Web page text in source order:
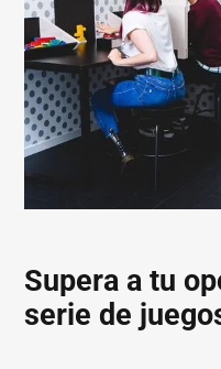
Supera a tu
serie de